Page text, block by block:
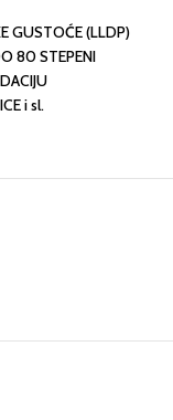
GUSTOĆE (LLDP)
80 STEPENI
i sl.